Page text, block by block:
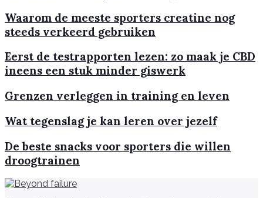
Waarom de meeste sporters creatine nog
steeds verkeerd gebruiken
Eerst de testrapporten lezen: zo maak je CBD
ineens een stuk minder giswerk
Grenzen verleggen in training en leven
Wat tegenslag je kan leren over jezelf
De beste snacks voor sporters die willen
droogtrainen